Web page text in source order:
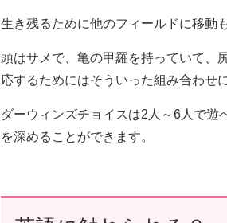
生き残るために他のフィールドに移動
頭はサメで、亀の甲羅を持っていて
応するためにはそういった組み合わせ
ダーウィンズチョイスは2人～6人で遊
を深めることができます。